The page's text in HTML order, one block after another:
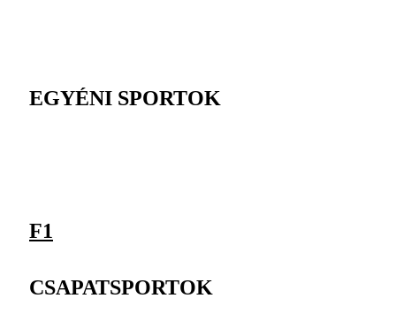
EGYÉNI SPORTOK
F1
CSAPATSPORTOK